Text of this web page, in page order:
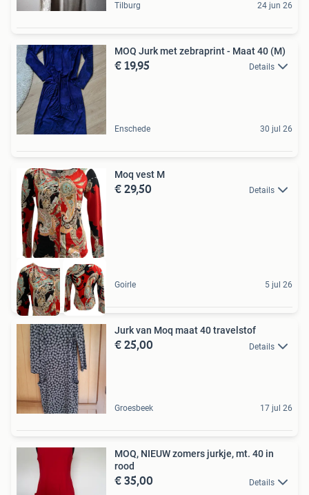
Tilburg 24 jun 26
MOQ Jurk met zebraprint - Maat 40 (M)
€ 19,95 Details
Enschede 30 jul 26
Moq vest M
€ 29,50 Details
Goirle 5 jul 26
Jurk van Moq maat 40 travelstof
€ 25,00 Details
Groesbeek 17 jul 26
MOQ, NIEUW zomers jurkje, mt. 40 in
rood
€ 35,00 Details